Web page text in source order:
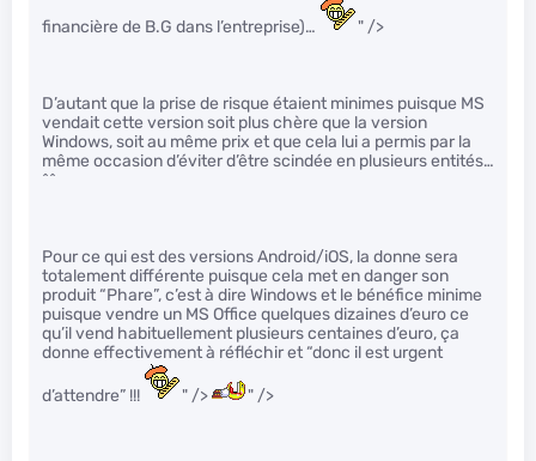
financière de B.G dans l’entreprise)… " />
D’autant que la prise de risque étaient minimes puisque MS
vendait cette version soit plus chère que la version
Windows, soit au même prix et que cela lui a permis par la
même occasion d’éviter d’être scindée en plusieurs entités…
^^
Pour ce qui est des versions Android/iOS, la donne sera
totalement différente puisque cela met en danger son
produit “Phare”, c’est à dire Windows et le bénéfice minime
puisque vendre un MS Office quelques dizaines d’euro ce
qu’il vend habituellement plusieurs centaines d’euro, ça
donne effectivement à réfléchir et “donc il est urgent
d’attendre” !!! " /> " />